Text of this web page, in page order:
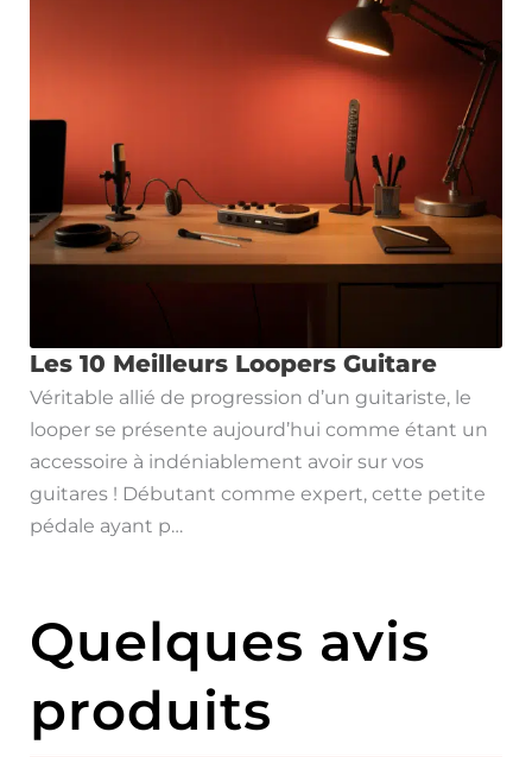
Les 10 Meilleurs Loopers Guitare
Véritable allié de progression d’un guitariste, le
looper se présente aujourd’hui comme étant un
accessoire à indéniablement avoir sur vos
guitares ! Débutant comme expert, cette petite
pédale ayant p…
Quelques avis
produits